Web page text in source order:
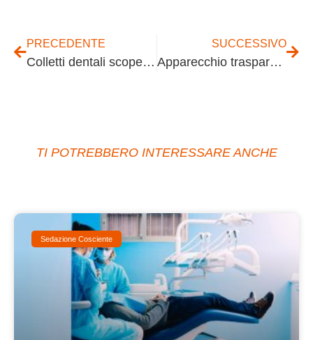
PRECEDENTE
Colletti dentali scoperti: rimedi e trattamento
SUCCESSIVO
Apparecchio trasparente: costi e come funziona
TI POTREBBERO INTERESSARE ANCHE
Sedazione Cosciente